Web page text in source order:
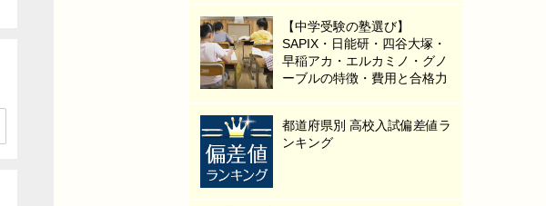
【中学受験の塾選び】
SAPIX・日能研・四谷大塚・
早稲アカ・エルカミノ・グノ
ーブルの特徴・費用と合格力
都道府県別 高校入試偏差値ラ
ンキング